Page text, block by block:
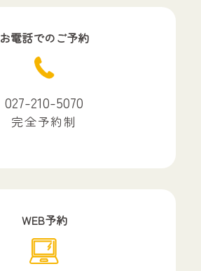
お電話でのご予約
027-210-5070
完全予約制
WEB予約